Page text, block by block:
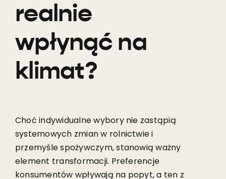
realnie
wpłynąć na
klimat?
Choć indywidualne wybory nie zastąpią
systemowych zmian w rolnictwie i
przemyśle spożywczym, stanowią ważny
element transformacji. Preferencje
konsumentów wpływają na popyt, a ten z